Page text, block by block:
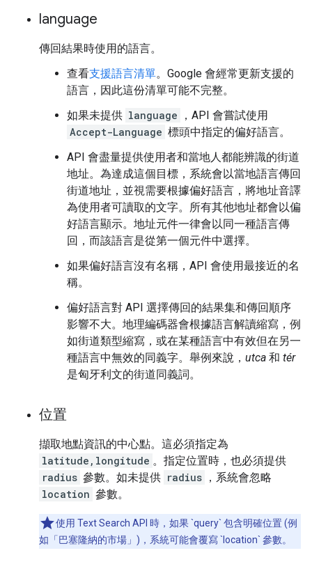
language
傳回結果時使用的語言。
查看支援語言清單。Google 會經常更新支援的
語言，因此這份清單可能不完整。
如果未提供 language
，API 會嘗試使用
Accept-Language 標頭中指定的偏好語言。
API 會盡量提供使用者和當地人都能辨識的街道
地址。為達成這個目標，系統會以當地語言傳回
街道地址，並視需要根據偏好語言，將地址音譯
為使用者可讀取的文字。所有其他地址都會以偏
好語言顯示。地址元件一律會以同一種語言傳
回，而該語言是從第一個元件中選擇。
如果偏好語言沒有名稱，API 會使用最接近的名
稱。
偏好語言對 API 選擇傳回的結果集和傳回順序
影響不大。地理編碼器會根據語言解讀縮寫，例
如街道類型縮寫，或在某種語言中有效但在另一
種語言中無效的同義字。舉例來說， utca 和 tér
是匈牙利文的街道同義詞。
位置
擷取地點資訊的中心點。這必須指定為
latitude,longitude 。指定位置時，也必須提供
radius 參數。如未提供 radius ，系統會忽略
location 參數。
使用 Text Search API 時，如果 `query` 包含明確位置 (例
如「巴塞隆納的市場」)，系統可能會覆寫 `location` 參數。